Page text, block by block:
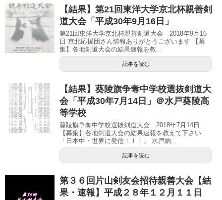
【結果】第21回東洋大学京北杯親善剣
道大会「平成30年9月16日」
第21回東洋大学京北杯親善剣道大会 2018年9月16
日 京北応援団さん情報ありがとうございます 【募
集】各地剣道大会の結果速報を教...
記事を読む
【結果】葵陵旗争奪中学校選抜剣道大
会「平成30年7月14日」＠水戸葵陵高
等学校
葵陵旗争奪中学校選抜剣道大会 2018年7月14日
【募集】各地剣道大会の結果速報を教えて下さい
「日本中・世界に発信！！！」 水戸納...
記事を読む
第３６回片山剣友会招待親善大会【結
果・速報】平成２８年１２月１１日